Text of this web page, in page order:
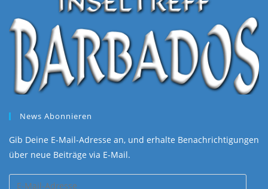
News Abonnieren
Gib Deine E-Mail-Adresse an, und erhalte Benachrichtigungen
über neue Beiträge via E-Mail.